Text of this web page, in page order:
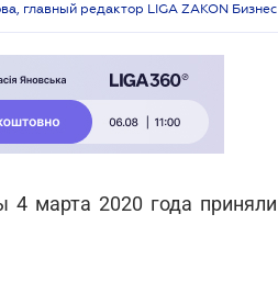
главный редактор LIGA ZAKON Бизнес
4 марта 2020 года приняли